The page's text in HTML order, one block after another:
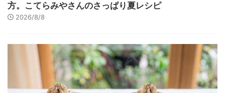
方。こてらみやさんのさっぱり夏レシピ
2026/8/8